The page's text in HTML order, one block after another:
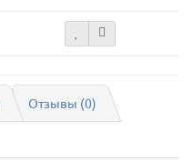
Отзывы (0)